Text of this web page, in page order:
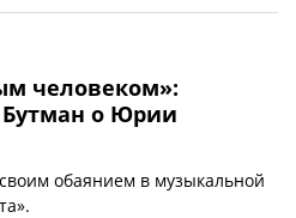
человеком»:
Бутман о Юрии
обаянием в музыкальной